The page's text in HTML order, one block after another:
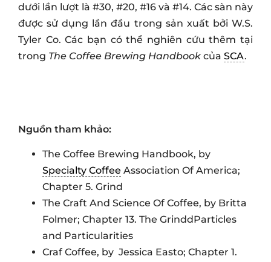
dưới lần lượt là #30, #20, #16 và #14. Các sàn này
được sử dụng lần đầu trong sản xuất bởi W.S.
Tyler Co. Các bạn có thể nghiên cứu thêm tại
trong The Coffee Brewing Handbook của SCA.
Nguồn tham khảo:
The Coffee Brewing Handbook, by
Specialty Coffee Association Of America;
Chapter 5. Grind
The Craft And Science Of Coffee, by Britta
Folmer; Chapter 13. The GrinddParticles
and Particularities
Craf Coffee, by Jessica Easto; Chapter 1.